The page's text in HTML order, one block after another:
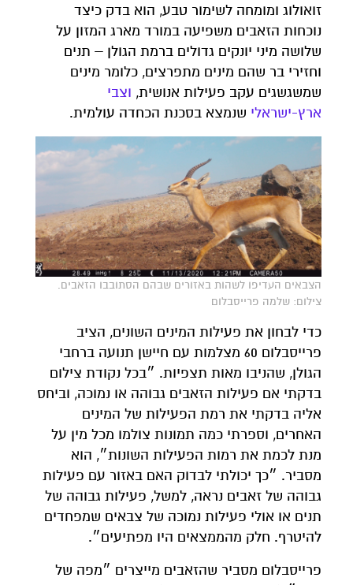
זואולוג ומומחה לשימור טבע, הוא בדק כיצד
נוכחות הזאבים משפיעה במורד מארג המזון על
שלושה מיני יונקים גדולים ברמת הגולן – תנים
וחזירי בר שהם מינים מתפרצים, כלומר מינים
שמשגשגים עקב פעילות אנושית, וצבי
ארץ-ישראלי שנמצא בסכנת הכחדה עולמית.
הצבאים העדיפו לשהות באזורים שבהם הסתובבו הזאבים.
צילום: שלמה פרייסבלום
כדי לבחון את פעילות המינים השונים, הציב
פרייסבלום 60 מצלמות עם חיישן תנועה ברחבי
הגולן, שהניבו מאות תצפיות. ״בכל נקודת צילום
בדקתי אם פעילות הזאבים גבוהה או נמוכה, וביחס
אליה בדקתי את רמת הפעילות של המינים
האחרים, וספרתי כמה תמונות צולמו מכל מין על
מנת לכמת את רמות הפעילות השונות״, הוא
מסביר. ״כך יכולתי לבדוק האם באזור עם פעילות
גבוהה של זאבים נראה, למשל, פעילות גבוהה של
תנים או אולי פעילות נמוכה של צבאים שמפחדים
להיטרף. חלק מהממצאים היו מפתיעים״.
פרייסבלום מסביר שהזאבים מייצרים ״מפה של